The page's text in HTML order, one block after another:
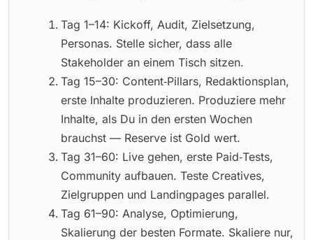
Tag 1–14: Kickoff, Audit, Zielsetzung,
Personas. Stelle sicher, dass alle
Stakeholder an einem Tisch sitzen.
Tag 15–30: Content‑Pillars, Redaktionsplan,
erste Inhalte produzieren. Produziere mehr
Inhalte, als Du in den ersten Wochen
brauchst — Reserve ist Gold wert.
Tag 31–60: Live gehen, erste Paid‑Tests,
Community aufbauen. Teste Creatives,
Zielgruppen und Landingpages parallel.
Tag 61–90: Analyse, Optimierung,
Skalierung der besten Formate. Skaliere nur,